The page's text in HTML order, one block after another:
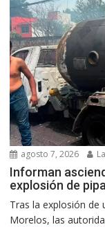
agosto 7, 2026
Informan
explosión de
Tras la explosión de
Morelos, las